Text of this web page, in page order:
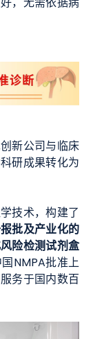
，无需依据病
新公司与临床
研成果转化为
技术，构建了
批及产业化的
险检测试剂盒
NMPA批准上
务于国内数百